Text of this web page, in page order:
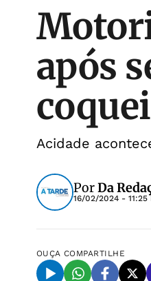
após
Acidade
PorDa
16/02/2024 - 11:25
OUÇA COMPARTILHE